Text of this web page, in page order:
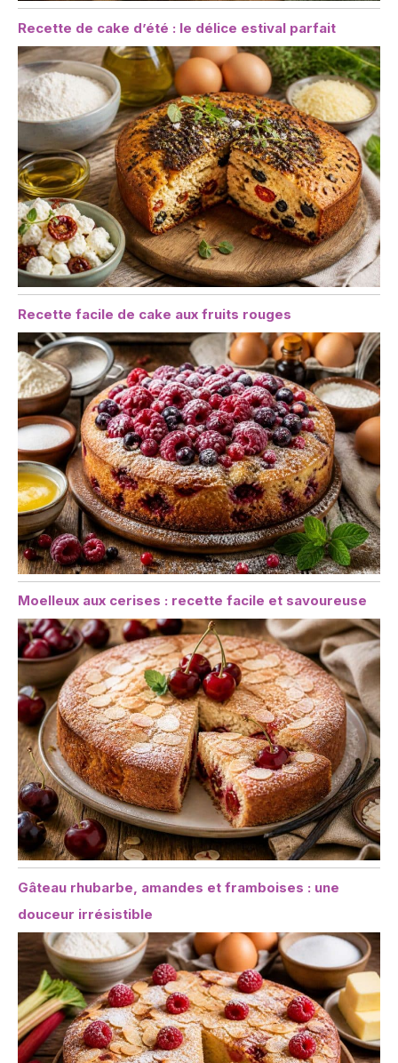
Recette de cake d’été : le délice estival parfait
Recette facile de cake aux fruits rouges
Moelleux aux cerises : recette facile et savoureuse
Gâteau rhubarbe, amandes et framboises : une
douceur irrésistible